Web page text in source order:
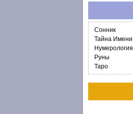
Сонник
Тайна Имени
Нумерология
Руны
Таро